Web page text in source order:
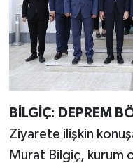
BİLGİÇ: DEPREM
Ziyarete ilişkin
Murat Bilgiç, kurum